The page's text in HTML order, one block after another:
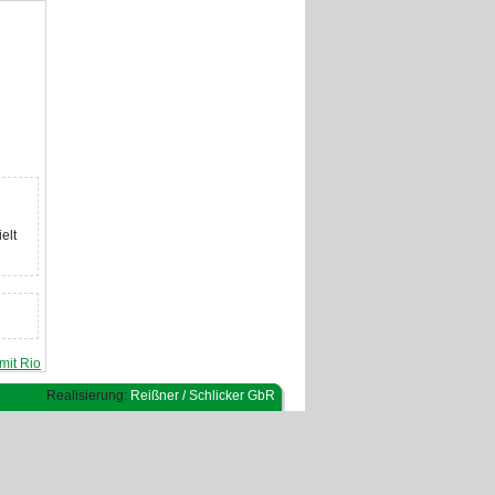
Rio
Realisierung: Reißner / Schlicker GbR